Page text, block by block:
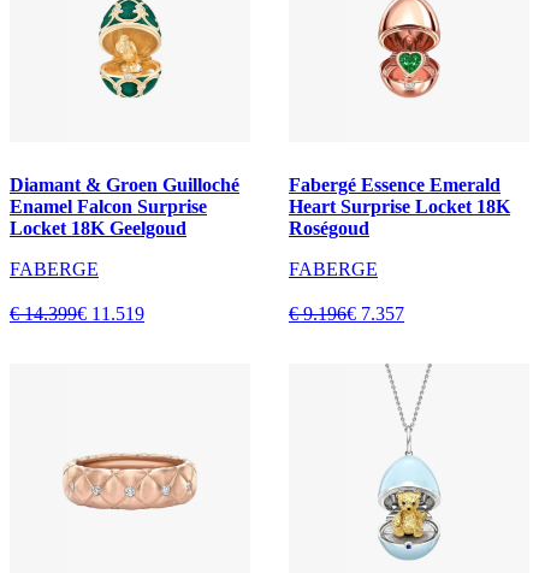
Diamant & Groen Guilloché
Enamel Falcon Surprise
Locket 18K Geelgoud
FABERGE
€ 14.399€ 11.519
Fabergé Essence Emerald
Heart Surprise Locket 18K
Roségoud
FABERGE
€ 9.196€ 7.357